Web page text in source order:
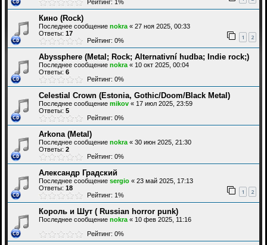
Рейтинг: 1%
Кино (Rock)
Последнее сообщение nokra « 27 ноя 2025, 00:33
Ответы: 17 1 2
Рейтинг: 0%
Abyssphere (Metal; Rock; Alternativní hudba; Indie rock;)
Последнее сообщение nokra « 10 окт 2025, 00:04
Ответы: 6
Рейтинг: 0%
Celestial Crown (Estonia, Gothic/Doom/Black Metal)
Последнее сообщение mikov « 17 июл 2025, 23:59
Ответы: 5
Рейтинг: 0%
Arkona (Metal)
Последнее сообщение nokra « 30 июн 2025, 21:30
Ответы: 2
Рейтинг: 0%
Александр Градский
Последнее сообщение sergio « 23 май 2025, 17:13
Ответы: 18 1 2
Рейтинг: 1%
Король и Шут ( Russian horror punk)
Последнее сообщение nokra « 10 фев 2025, 11:16
Рейтинг: 0%